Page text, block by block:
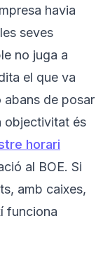
havia
seves
no juga a
el que va
abans de posar
objectivitat és
horari
al BOE. Si
amb caixes,
funciona